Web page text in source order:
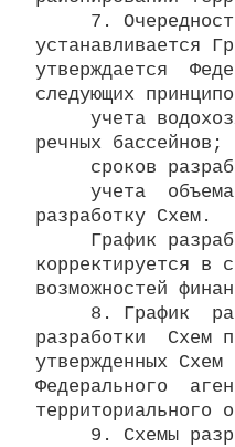
7.
устанавливается
утверждается
следующих
учета
речных бассейнов;
сроков
учета
разработку Схем.
График
корректируется в
возможностей
8. График
разработки  Схем
утвержденных
Федерального
территориального
9. Схемы